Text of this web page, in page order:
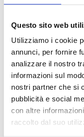
Questo sito web
Utilizziamo i cookie
annunci, per fornire
analizzare il nostro
informazioni sul
nostri partner che si
pubblicità e social
con altre
raccolto dal suo
Specifiche